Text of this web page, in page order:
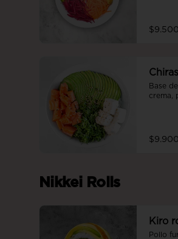
$9.500
Base
crema,
$9.900
Nikkei Rolls
Kiro
Pollo